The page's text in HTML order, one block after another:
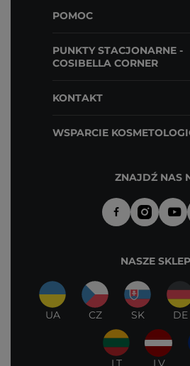
POMOC
PUNKTY STACJONARNE -
COSIBELLA CORNER
KONTAKT
WSPARCIE
ZNAJDŹ NAS
NASZE
UA CZ SK DE
LT LV